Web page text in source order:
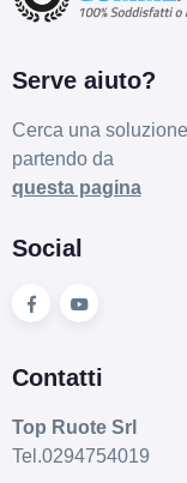
Serve aiuto?
Cerca una
partendo da
questa pagina
Social
Contatti
Top Ruote Srl
Tel.0294754019